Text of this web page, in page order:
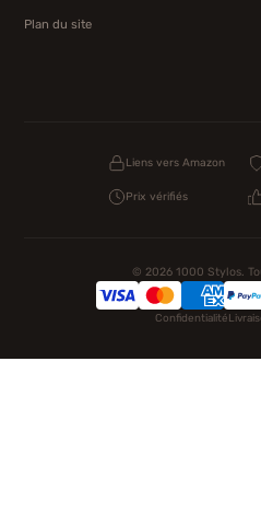
Plan du site
Liens vers Amazon
Prix vérifiés
© 2026 1000 Stylos.
Confidentialité